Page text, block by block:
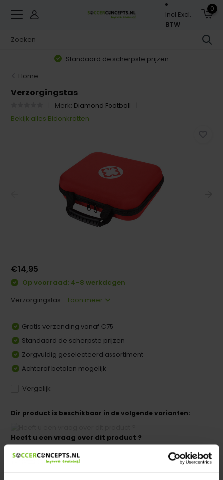
Incl.Excl.
BTW
0
Standaard de scherpste prijzen
Home
Verzorgingstas
Merk: Diamond Football
Bekijk alles Bidonkratten
€14,95
Op voorraad: 4-8 werkdagen
Verzorgingstas...Toon meer
Gratis verzending vanaf €75
Standaard de scherpste prijzen
Zorgvuldig geselecteerd assortiment
Achteraf betalen mogelijk
Vergelijk
Dir product is beschikbaar in de volgende varianten:
Heeft u een vraag over dit product ?
We helpen u graag met meer informatie